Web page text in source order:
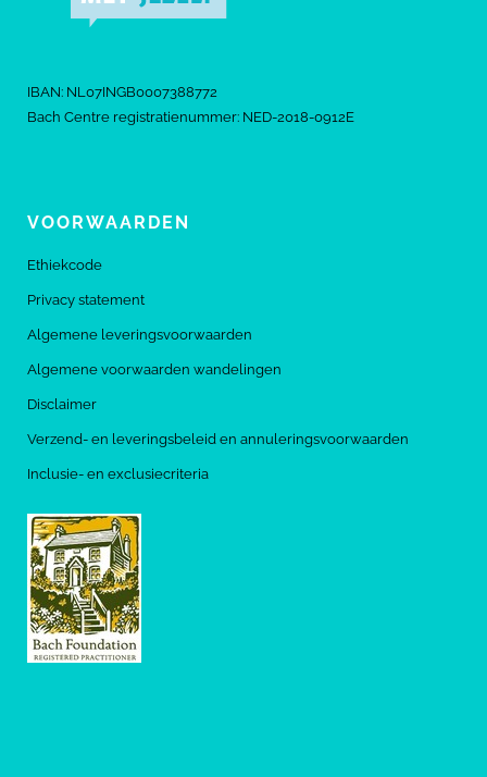
IBAN: NL07INGB0007388772
Bach Centre registratienummer: NED-2018-0912E
VOORWAARDEN
Ethiekcode
Privacy statement
Algemene leveringsvoorwaarden
Algemene voorwaarden wandelingen
Disclaimer
Verzend- en leveringsbeleid en annuleringsvoorwaarden
Inclusie- en exclusiecriteria